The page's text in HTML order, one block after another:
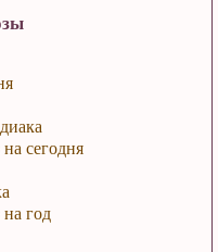
сегодня
год